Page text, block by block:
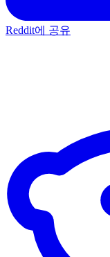
Reddit에 공유